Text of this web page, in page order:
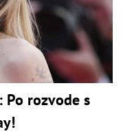
Po rozvode s